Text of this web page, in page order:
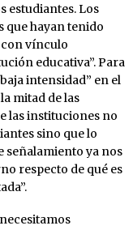
estudiantes. Los
que hayan tenido
con vínculo
educativa”. Para
intensidad” en el
mitad de las
las instituciones no
sino que lo
señalamiento ya nos
respecto de qué es